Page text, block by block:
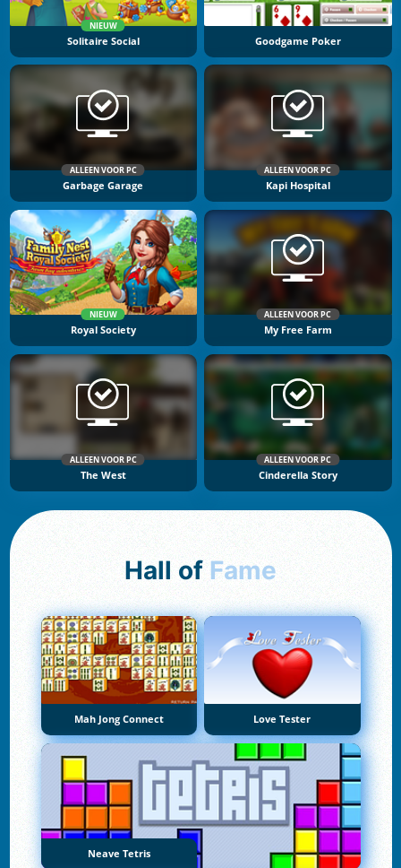
NIEUW
Solitaire Social Goodgame Poker
ALLEEN VOOR PC
Garbage Garage
ALLEEN VOOR PC
Kapi Hospital
NIEUW
Royal Society
ALLEEN VOOR PC
My Free Farm
ALLEEN VOOR PC
The West
ALLEEN VOOR PC
Cinderella Story
Hall of Fame
Mah Jong Connect Love Tester
Neave Tetris